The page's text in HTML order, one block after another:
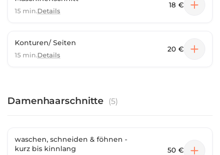
15 min.Details
18 €
Konturen/ Seiten
15 min.Details
20 €
Damenhaarschnitte (5)
waschen, schneiden & föhnen -
kurz bis kinnlang
50 €